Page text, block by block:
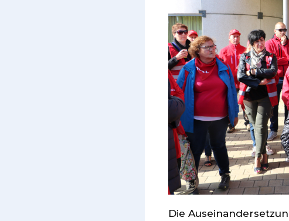
Die